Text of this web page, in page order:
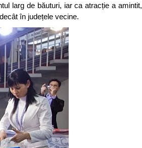
larg de băuturi, iar ca atracție a amintit,
în județele vecine.